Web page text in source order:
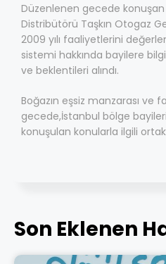
Düzenlenen gecede
Distribütörü Taşkın Otogaz
2009 yılı faaliyetlerini
sistemi hakkında bayilere
ve beklentileri alındı.
Boğazın eşsiz manzarası ve
gecede,İstanbul bölge
konuşulan konularla ilgili ortak
Son Eklenen